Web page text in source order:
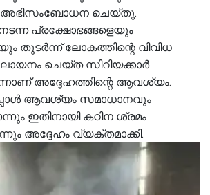
അഭിസംബോധന ചെയ്തു.
പ്രക്ഷോഭങ്ങളെയും
തുടര്‍ന്ന് ലോകത്തിന്റെ വിവിധ
ചെയ്ത സിറിയക്കാര്‍
അദ്ദേഹത്തിന്റെ ആവശ്യം.
ആവശ്യം സമാധാനവും
ഇതിനായി കഠിന ശ്രമം
അദ്ദേഹം വ്യക്തമാക്കി.